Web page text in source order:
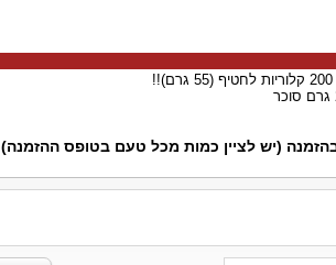
(יש לציין כמות מכל טעם בטופס ההזמנה)